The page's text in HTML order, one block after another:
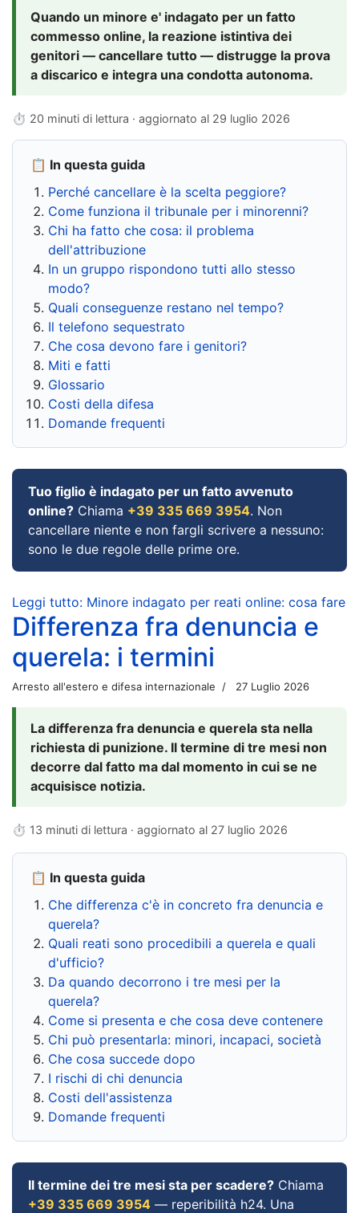
Quando un minore e' indagato per un fatto
commesso online, la reazione istintiva dei
genitori — cancellare tutto — distrugge la prova
a discarico e integra una condotta autonoma.
⏱ 20 minuti di lettura · aggiornato al 29 luglio 2026
📋 In questa guida
Perché cancellare è la scelta peggiore?
Come funziona il tribunale per i minorenni?
Chi ha fatto che cosa: il problema
dell'attribuzione
In un gruppo rispondono tutti allo stesso
modo?
Quali conseguenze restano nel tempo?
Il telefono sequestrato
Che cosa devono fare i genitori?
Miti e fatti
Glossario
Costi della difesa
Domande frequenti
Tuo figlio è indagato per un fatto avvenuto
online? Chiama +39 335 669 3954. Non
cancellare niente e non fargli scrivere a nessuno:
sono le due regole delle prime ore.
Leggi tutto: Minore indagato per reati online: cosa fare
Differenza fra denuncia e
querela: i termini
Arresto all'estero e difesa internazionale 27 Luglio 2026
La differenza fra denuncia e querela sta nella
richiesta di punizione. Il termine di tre mesi non
decorre dal fatto ma dal momento in cui se ne
acquisisce notizia.
⏱ 13 minuti di lettura · aggiornato al 27 luglio 2026
📋 In questa guida
Che differenza c'è in concreto fra denuncia e
querela?
Quali reati sono procedibili a querela e quali
d'ufficio?
Da quando decorrono i tre mesi per la
querela?
Come si presenta e che cosa deve contenere
Chi può presentarla: minori, incapaci, società
Che cosa succede dopo
I rischi di chi denuncia
Costi dell'assistenza
Domande frequenti
Il termine dei tre mesi sta per scadere? Chiama
+39 335 669 3954 — reperibilità h24. Una